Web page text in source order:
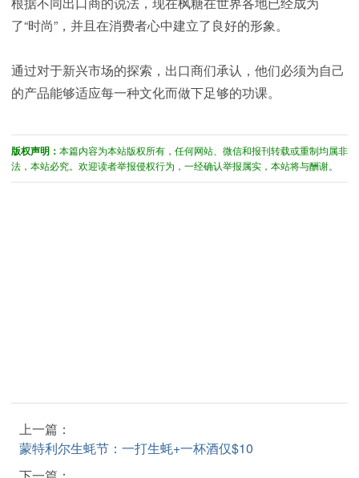
了“时尚”，并且在消费者心中建立了良好的形象。
通过对于新兴市场的探索，出口商们承认，他们必须为自己
的产品能够适应每一种文化而做下足够的功课。
版权声明： 本篇内容为本站版权所有，任何网站、微信和报刊转载或重制均属非
法，本站必究。欢迎读者举报侵权行为，一经确认举报属实，本站将与酬谢。
上一篇：
蒙特利尔生蚝节：一打生蚝+一杯酒仅$10